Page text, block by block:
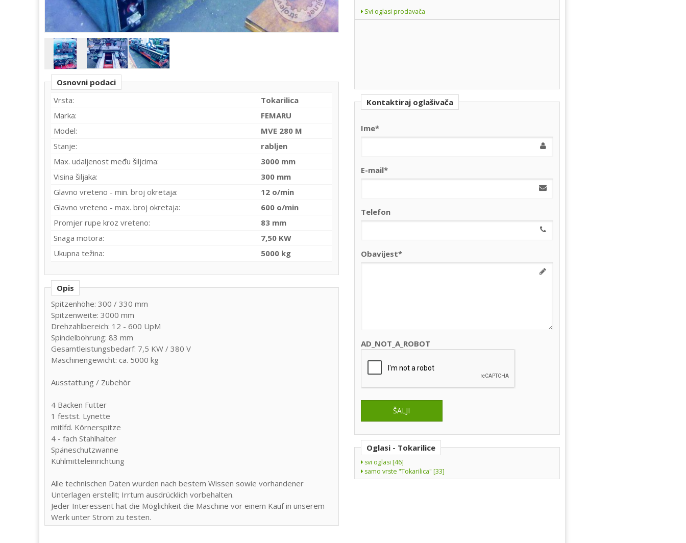
Osnovni podaci
Vrsta:
Tokarilica
Marka:
FEMARU
Model:
MVE 280 M
Stanje:
rabljen
Max. udaljenost među šiljcima:
3000 mm
Visina šiljaka:
300 mm
Glavno vreteno - min. broj okretaja:
12 o/min
Glavno vreteno - max. broj okretaja:
600 o/min
Promjer rupe kroz vreteno:
83 mm
Snaga motora:
7,50 KW
Ukupna težina:
5000 kg
Opis
Spitzenhöhe: 300 / 330 mm
Spitzenweite: 3000 mm
Drehzahlbereich: 12 - 600 UpM
Spindelbohrung: 83 mm
Gesamtleistungsbedarf: 7,5 KW / 380 V
Maschinengewicht: ca. 5000 kg
Ausstattung / Zubehör
4 Backen Futter
1 festst. Lynette
mitlfd. Körnerspitze
4 - fach Stahlhalter
Späneschutzwanne
Kühlmitteleinrichtung
Alle technischen Daten wurden nach bestem Wissen sowie vorhandener
Unterlagen erstellt; Irrtum ausdrücklich vorbehalten.
Jeder Interessent hat die Möglichkeit die Maschine vor einem Kauf in unserem
Werk unter Strom zu testen.
Svi oglasi prodavača
Kontaktiraj oglašivača
Ime*
E-mail*
Telefon
Obavijest*
AD_NOT_A_ROBOT
Oglasi - Tokarilice
svi oglasi [46]
samo vrste "Tokarilica" [33]